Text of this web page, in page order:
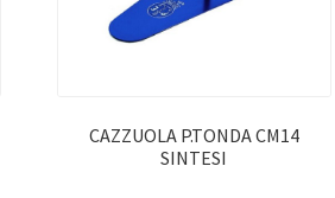
CAZZUOLA P.TONDA CM14
SINTESI